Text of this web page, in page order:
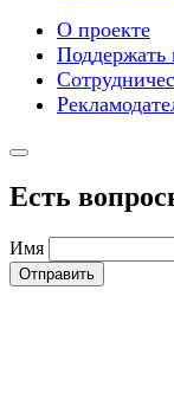
О проекте
Поддержать
Есть
Имя